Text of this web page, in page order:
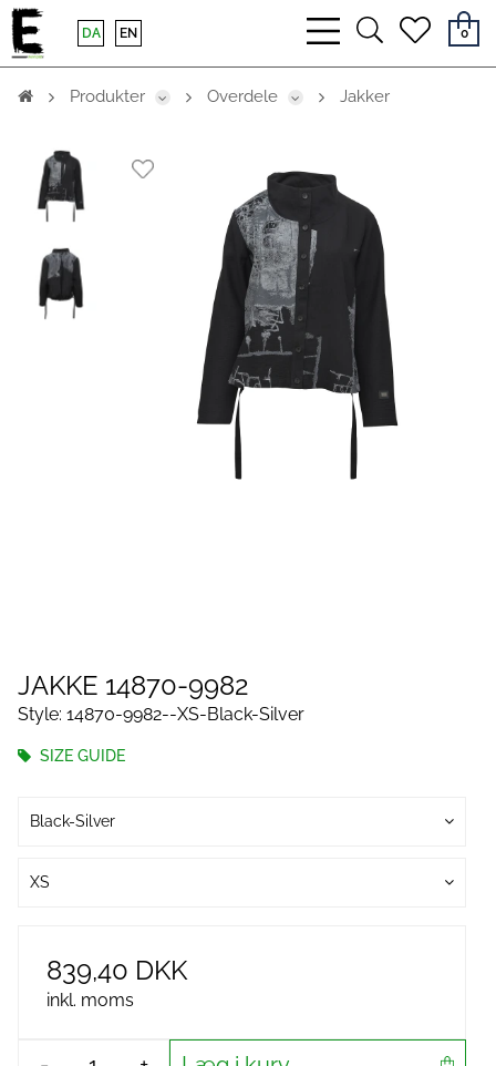
bars
light
searchheart
0
DA EN
Produkter Overdele Jakker
JAKKE 14870-9982
Style: 14870-9982--XS-Black-Silver
SIZE GUIDE
Black-Silver
XS
839,40 DKK
inkl. moms